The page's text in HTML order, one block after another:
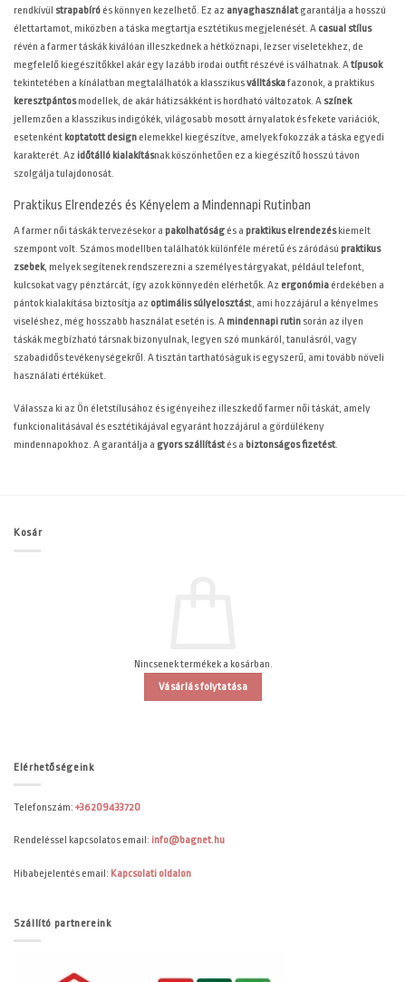
rendkívül strapabíró és könnyen kezelhető. Ez az anyaghasználatgarantálja a hosszú
élettartamot, miközben a táska megtartja esztétikus megjelenését. A casual stílus
révén a farmer táskák kiválóan illeszkednek a hétköznapi, lezser viseletekhez, de
megfelelő kiegészítőkkel akár egy lazább irodai outfit részévé is válhatnak. A típusok
tekintetében a kínálatban megtalálhatók a klasszikusválltáskafazonok, a praktikus
keresztpántosmodellek, de akár hátizsákként is hordható változatok. A színek
jellemzően a klasszikus indigókék, világosabb mosott árnyalatok és fekete variációk,
esetenként koptatott design elemekkel kiegészítve, amelyek fokozzák a táska egyedi
karakterét. Az időtálló kialakításnak köszönhetően ez a kiegészítő hosszú távon
szolgálja tulajdonosát.
Praktikus Elrendezés és Kényelem a Mindennapi Rutinban
A farmer női táskák tervezésekor a pakolhatóság és a praktikus elrendezéskiemelt
szempont volt. Számos modellben találhatók különféle méretű és záródású praktikus
zsebek, melyek segítenek rendszerezni a személyes tárgyakat, például telefont,
kulcsokat vagy pénztárcát, így azok könnyedén elérhetők. Az ergonómia érdekében a
pántok kialakítása biztosítja az optimális súlyelosztást, ami hozzájárul a kényelmes
viseléshez, még hosszabb használat esetén is. A mindennapi rutin során az ilyen
táskák megbízható társnak bizonyulnak, legyen szó munkáról, tanulásról, vagy
szabadidős tevékenységekről. A tisztán tarthatóságuk is egyszerű, ami tovább növeli
használati értéküket.
Válassza ki az Ön életstílusához és igényeihez illeszkedő farmer női táskát, amely
funkcionalitásával és esztétikájával egyaránt hozzájárul a gördülékeny
mindennapokhoz. A garantálja a gyors szállítástés a biztonságos fizetést.
Kosár
Nincsenek termékek a kosárban.
Vásárlás folytatása
Elérhetőségeink
Telefonszám: +36209433720
Rendeléssel kapcsolatos email: info@bagnet.hu
Hibabejelentés email: Kapcsolati oldalon
Szállító partnereink